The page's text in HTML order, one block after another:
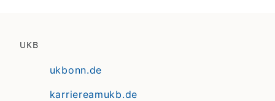
UKB
ukbonn.de
karriereamukb.de